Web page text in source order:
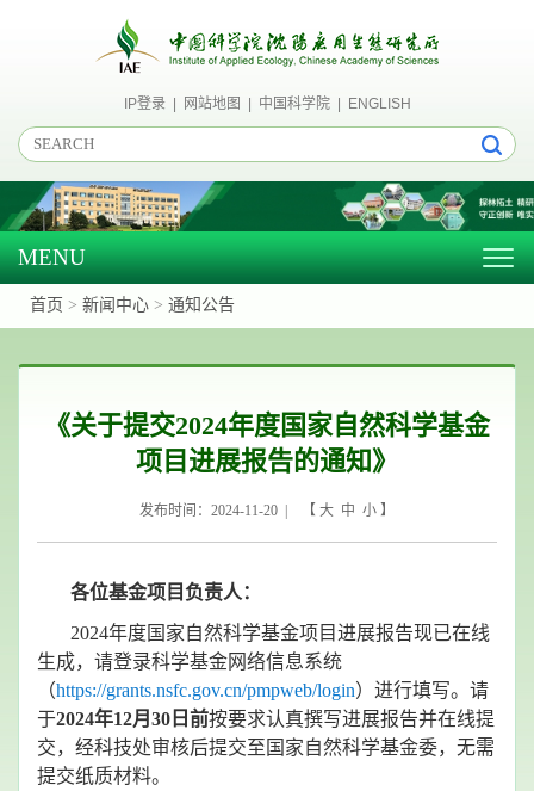
IP登录| 网站地图 中国科学院| ENGLISH
MENU
首页 > 新闻中心 > 通知公告
《关于提交2024年度国家自然科学基金
项目进展报告的通知》
发布时间：2024-11-20 | 【 大 中 小 】
各位基金项目负责人：
2024年度国家自然科学基金项目进展报告现已在线
生成，请登录科学基金网络信息系统
（https://grants.nsfc.gov.cn/pmpweb/login）进行填写。请
于2024年12月 30 日前按要求认真撰写进展报告并在线提
交，经科技处审核后提交至国家自然科学基金委，无需
提交纸质材料。